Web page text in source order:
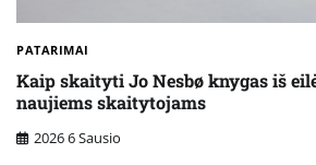
PATARIMAI
Kaip skaityti Jo Nesbø knygas iš
naujiems skaitytojams
2026 6 Sausio